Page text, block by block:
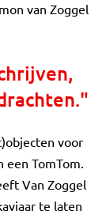
van Zoggel
voor
een TomTom.
Van Zoggel
te laten